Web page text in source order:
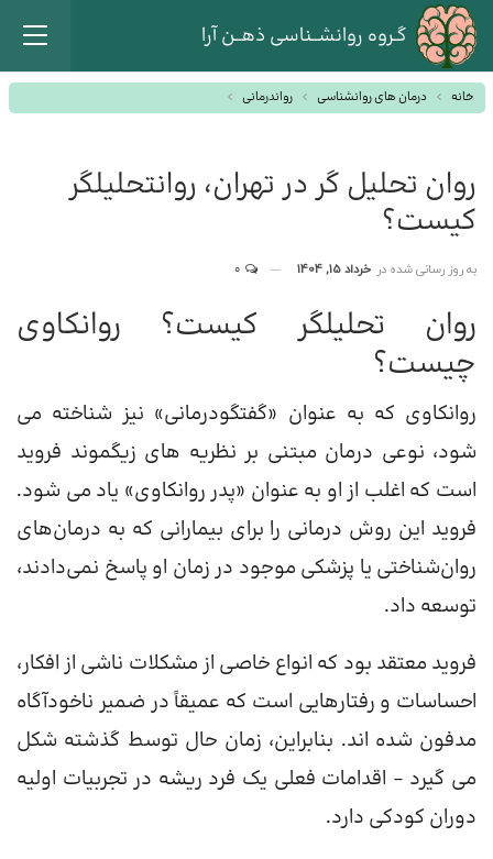
گـروه روانشــناسی ذهــن آرا
خانه درمان های روانشناسی رواندرمانی
روان تحلیل گر در تهران، روانتحلیلگر
کیست؟
به روز رسانی شده در خرداد 15, 1404
روان تحلیلگر کیست؟ روانکاوی
چیست؟
روانکاوی که به عنوان «گفتگودرمانی» نیز شناخته می
شود، نوعی درمان مبتنی بر نظریه های زیگموند فروید
است که اغلب از او به عنوان «پدر روانکاوی» یاد می شود.
فروید این روش درمانی را برای بیمارانی که به درمان‌های
روان‌شناختی یا پزشکی موجود در زمان او پاسخ نمی‌دادند،
توسعه داد.
فروید معتقد بود که انواع خاصی از مشکلات ناشی از افکار،
احساسات و رفتارهایی است که عمیقاً در ضمیر ناخودآگاه
مدفون شده اند. بنابراین، زمان حال توسط گذشته شکل
می گیرد – اقدامات فعلی یک فرد ریشه در تجربیات اولیه
دوران کودکی دارد.